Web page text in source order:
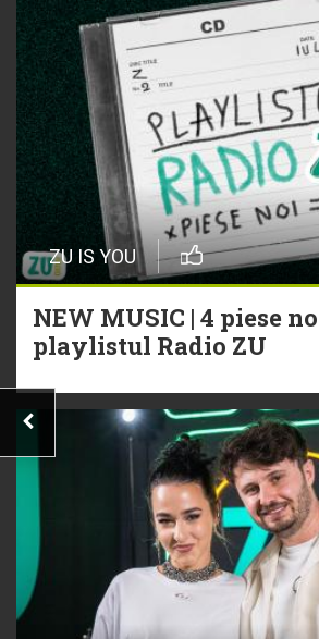
ZU IS YOU
NEW MUSIC | 4 piese
playlistul Radio ZU